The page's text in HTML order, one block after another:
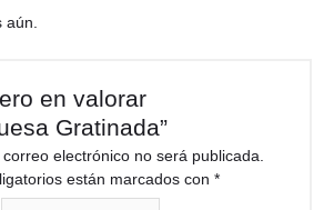
aún.
en valorar
Gratinada”
electrónico no será publicada.
están marcados con*